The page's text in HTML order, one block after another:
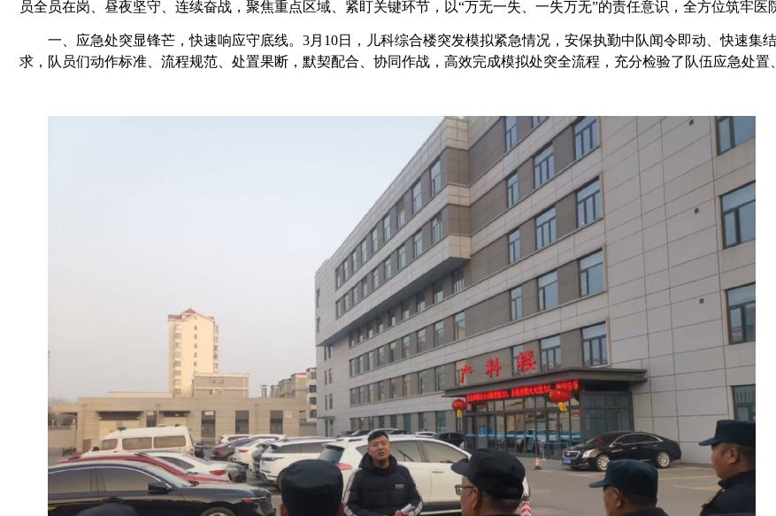
员全员在岗、昼夜坚守、连续奋战，聚焦重点区域、紧盯关键环节，以“万无一失、一失万无”的责任意识，全方位筑牢
一、 应急处突显锋芒，快速响应守底线。 3月10日，儿科综合楼突发模拟紧急情况，安保执勤中队闻令即动、快速集
求，队员们动作标准、流程规范、处置果断，默契配合、协同作战，高效完成模拟处突全流程，充分检验了队伍应急处置